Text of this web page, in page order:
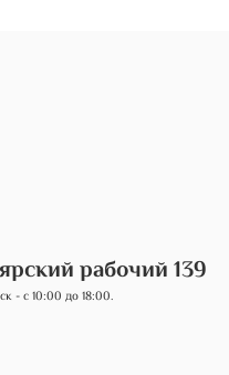
рабочий 139
- с 10:00 до 18:00.